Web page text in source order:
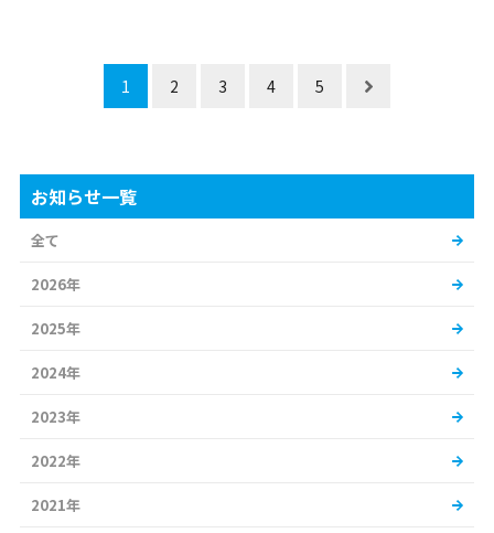
1 2 3 4 5
お知らせ一覧
全て
2026年
2025年
2024年
2023年
2022年
2021年